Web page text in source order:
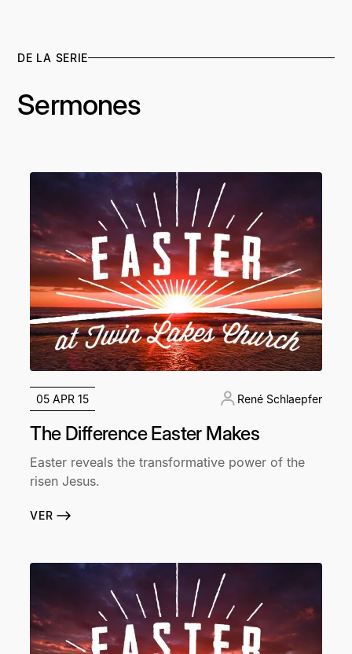
DE LA SERIE
Sermones
05 APR 15 René Schlaepfer
The Difference Easter Makes
Easter reveals the transformative power of the
risen Jesus.
VER